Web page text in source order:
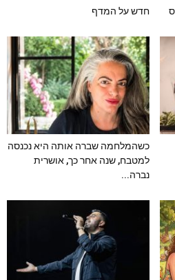
חדש על המדף
כשהמלחמה שברה אותה היא נכנסה
למטבח, שנה אחר כך, אושרית
נברה...